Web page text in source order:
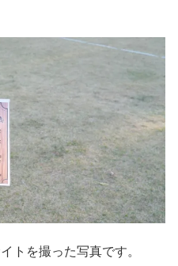
トを撮った写真です。